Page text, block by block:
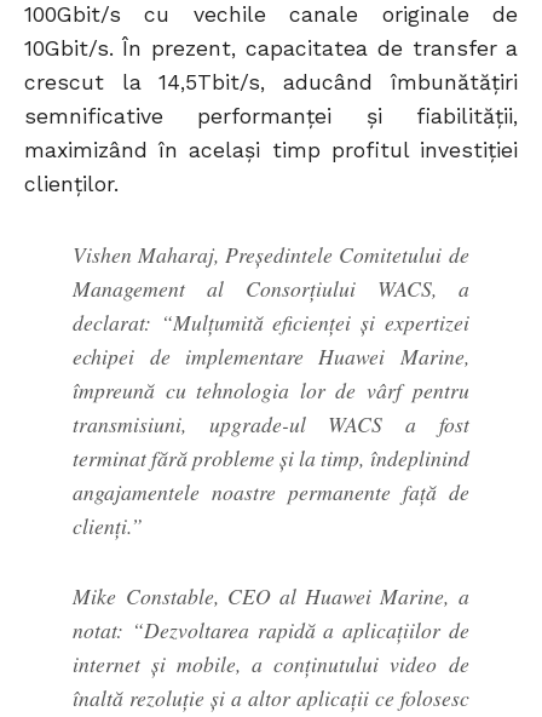
100Gbit/s cu vechile canale originale de
10Gbit/s. În prezent, capacitatea de transfer a
crescut la 14,5Tbit/s, aducând îmbunătățiri
semnificative performanței și fiabilității,
maximizând în același timp profitul investiției
clienților.
Vishen Maharaj, Președintele Comitetului de
Management al Consorțiului WACS, a
declarat: “Mulțumită eficienței și expertizei
echipei de implementare Huawei Marine,
împreună cu tehnologia lor de vârf pentru
transmisiuni, upgrade-ul WACS a fost
terminat fără probleme și la timp, îndeplinind
angajamentele noastre permanente față de
clienți.”
Mike Constable, CEO al Huawei Marine, a
notat: “Dezvoltarea rapidă a aplicațiilor de
internet și mobile, a conținutului video de
înaltă rezoluție și a altor aplicații ce folosesc